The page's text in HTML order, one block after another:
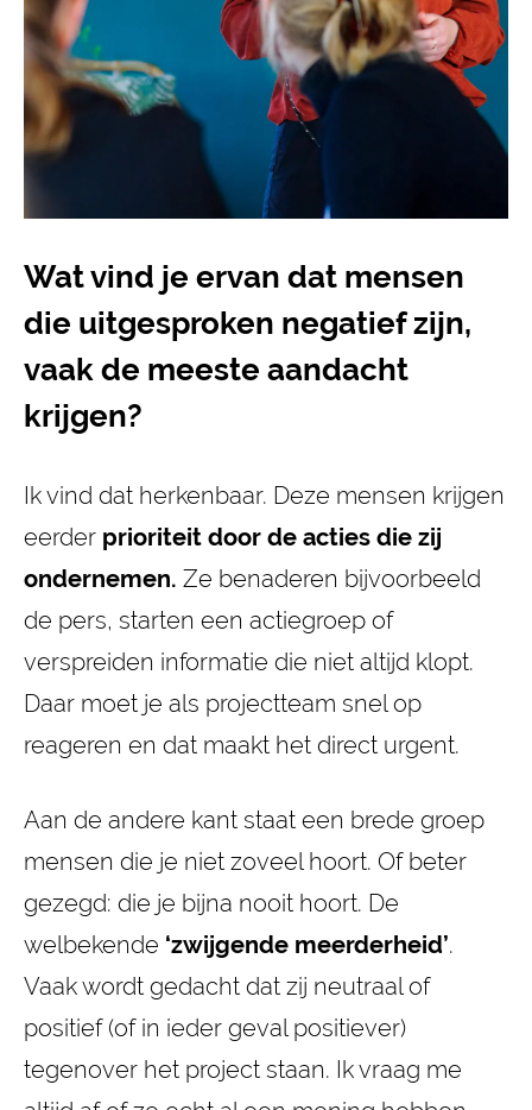
Wat vind je ervan dat mensen
die uitgesproken negatief zijn,
vaak de meeste aandacht
krijgen?
Ik vind dat herkenbaar. Deze mensen krijgen
eerder prioriteit door de acties die zij
ondernemen. Ze benaderen bijvoorbeeld
de pers, starten een actiegroep of
verspreiden informatie die niet altijd klopt.
Daar moet je als projectteam snel op
reageren en dat maakt het direct urgent.
Aan de andere kant staat een brede groep
mensen die je niet zoveel hoort. Of beter
gezegd: die je bijna nooit hoort. De
welbekende ‘zwijgende meerderheid’.
Vaak wordt gedacht dat zij neutraal of
positief (of in ieder geval positiever)
tegenover het project staan. Ik vraag me